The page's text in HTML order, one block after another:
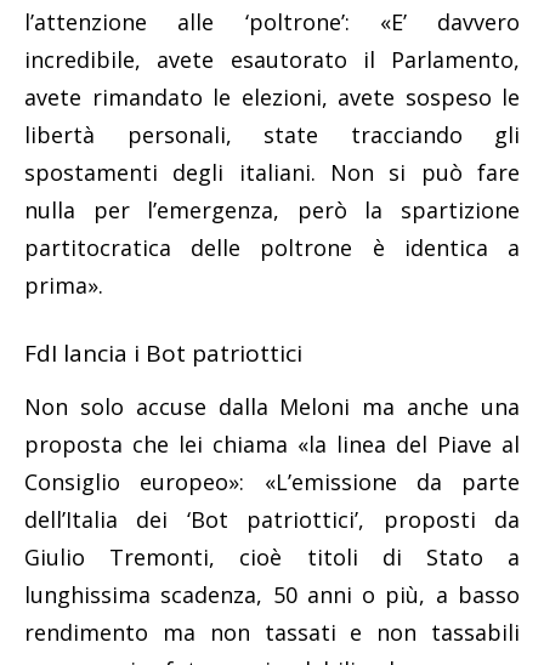
l’attenzione alle ‘poltrone’: «E’ davvero
incredibile, avete esautorato il Parlamento,
avete rimandato le elezioni, avete sospeso le
libertà personali, state tracciando gli
spostamenti degli italiani. Non si può fare
nulla per l’emergenza, però la spartizione
partitocratica delle poltrone è identica a
prima».
FdI lancia i Bot patriottici
Non solo accuse dalla Meloni ma anche una
proposta che lei chiama «la linea del Piave al
Consiglio europeo»: «L’emissione da parte
dell’Italia dei ‘Bot patriottici’, proposti da
Giulio Tremonti, cioè titoli di Stato a
lunghissima scadenza, 50 anni o più, a basso
rendimento ma non tassati e non tassabili